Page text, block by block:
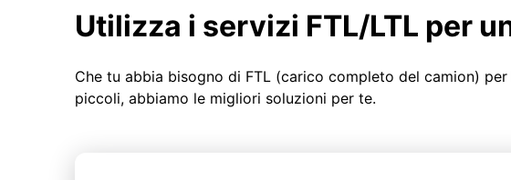
Utilizza i servizi FTL/LTL per
Che tu abbia bisogno di FTL (carico completo del camion)
piccoli, abbiamo le migliori soluzioni per te.